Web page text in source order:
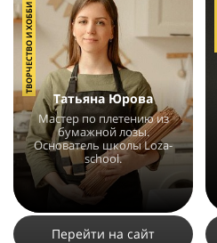
Татьяна Юрова
Мастер по плетению из
бумажной лозы.
Основатель школы Loza-
school.
4211
ТВОРЧЕСТВО И ХОББИ
Перейти на сайт